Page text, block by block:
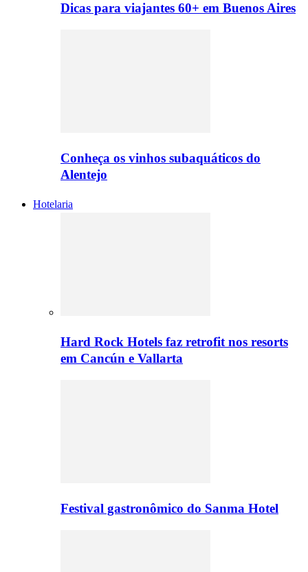
Dicas para viajantes 60+ em Buenos Aires
Conheça os vinhos subaquáticos do
Alentejo
Hotelaria
Hard Rock Hotels faz retrofit nos resorts
em Cancún e Vallarta
Festival gastronômico do Sanma Hotel